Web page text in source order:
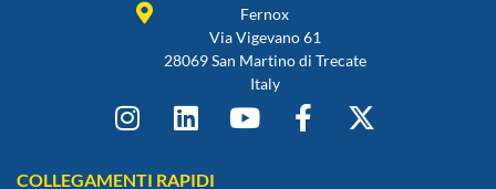
Fernox
Via Vigevano 61
28069 San Martino di Trecate
Italy
COLLEGAMENTI RAPIDI